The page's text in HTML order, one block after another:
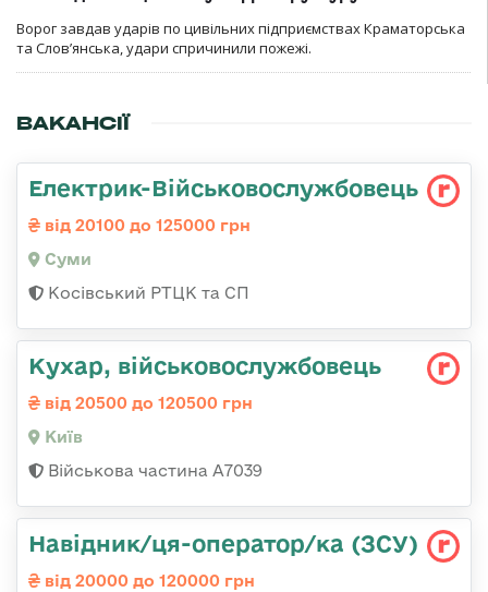
Ворог завдав ударів по цивільних підприємствах Краматорська
та Слов’янська, удари спричинили пожежі.
ВАКАНСІЇ
Електрик-Військовослужбовець
від 20100 до 125000 грн
Суми
Косівський РТЦК та СП
Кухар, військовослужбовець
від 20500 до 120500 грн
Київ
Військова частина А7039
Навідник/ця-оператор/ка (ЗСУ)
від 20000 до 120000 грн